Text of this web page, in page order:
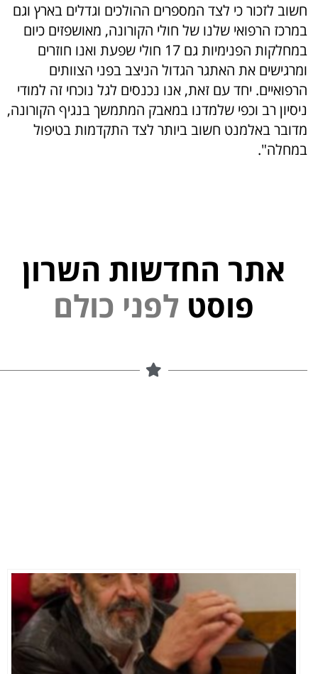
חשוב לזכור כי לצד המספרים ההולכים וגדלים בארץ וגם
במרכז הרפואי שלנו של חולי הקורונה, מאושפזים כיום
במחלקות הפנימיות גם 17 חולי שפעת ואנו חוזרים
ומרגישים את האתגר הגדול הניצב בפני הצוותים
הרפואיים. יחד עם זאת, אנו נכנסים לגל נוכחי זה למודי
ניסיון רב וכפי שלמדנו במאבק המתמשך בנגיף הקורונה,
מדובר באלמנט חשוב ביותר לצד התקדמות בטיפול
במחלה".
אתר החדשות השרון
פוסט